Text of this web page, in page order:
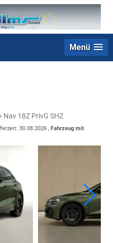
Menü
Nav 18Z PrivG SHZ
30.08.2026 , Fahrzeug mit